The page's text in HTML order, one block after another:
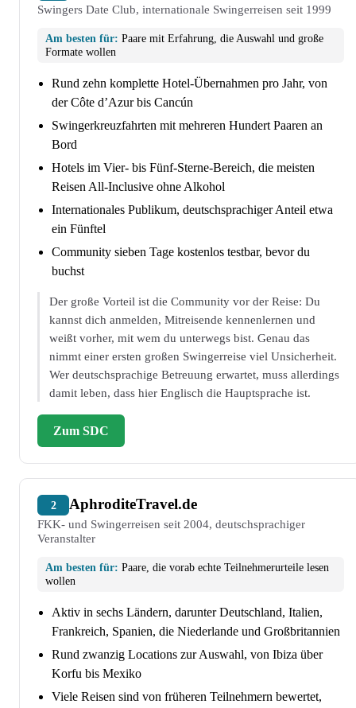
Swingers Date Club, internationale Swingerreisen seit 1999
Am besten für: Paare mit Erfahrung, die Auswahl und große
Formate wollen
Rund zehn komplette Hotel-Übernahmen pro Jahr, von
der Côte d’Azur bis Cancún
Swingerkreuzfahrten mit mehreren Hundert Paaren an
Bord
Hotels im Vier- bis Fünf-Sterne-Bereich, die meisten
Reisen All-Inclusive ohne Alkohol
Internationales Publikum, deutschsprachiger Anteil etwa
ein Fünftel
Community sieben Tage kostenlos testbar, bevor du
buchst
Der große Vorteil ist die Community vor der Reise: Du
kannst dich anmelden, Mitreisende kennenlernen und
weißt vorher, mit wem du unterwegs bist. Genau das
nimmt einer ersten großen Swingerreise viel Unsicherheit.
Wer deutschsprachige Betreuung erwartet, muss allerdings
damit leben, dass hier Englisch die Hauptsprache ist.
Zum SDC
2 AphroditeTravel.de
FKK- und Swingerreisen seit 2004, deutschsprachiger
Veranstalter
Am besten für: Paare, die vorab echte Teilnehmerurteile lesen
wollen
Aktiv in sechs Ländern, darunter Deutschland, Italien,
Frankreich, Spanien, die Niederlande und Großbritannien
Rund zwanzig Locations zur Auswahl, von Ibiza über
Korfu bis Mexiko
Viele Reisen sind von früheren Teilnehmern bewertet,